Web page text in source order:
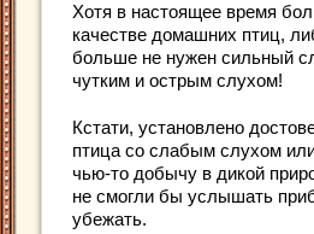
Хотя в настоящее время
качестве домашних птиц,
больше не нужен сильный
чутким и острым слухом!
Кстати, установлено
птица со слабым слухом
чью-то добычу в дикой
не смогли бы услышать
убежать.